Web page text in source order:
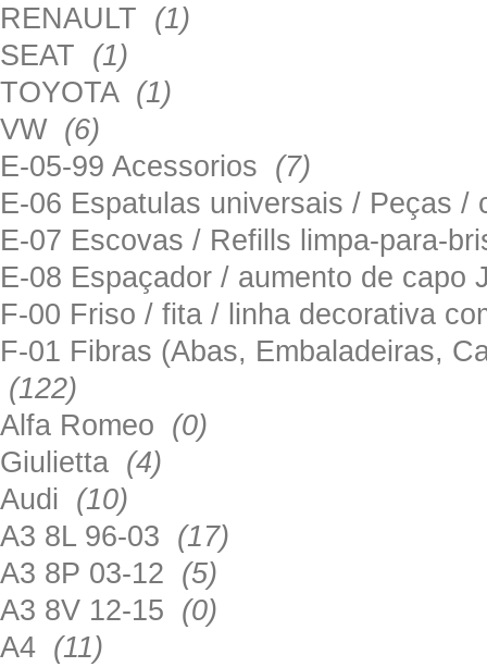
RENAULT (1)
SEAT (1)
TOYOTA (1)
VW (6)
E-05-99 Acessorios (7)
E-06 Espatulas universais / Peças
E-07 Escovas / Refills limpa-para-
E-08 Espaçador / aumento de
F-00 Friso / fita / linha decorativa
F-01 Fibras (Abas, Embaladeiras,
(122)
Alfa Romeo (0)
Giulietta (4)
Audi (10)
A3 8L 96-03 (17)
A3 8P 03-12 (5)
A3 8V 12-15 (0)
A4 (11)